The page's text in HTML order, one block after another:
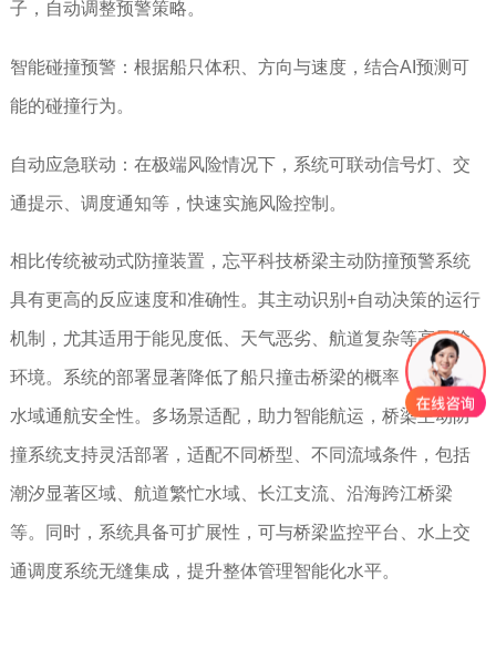
子，自动调整预警策略。
智能碰撞预警：根据船只体积、方向与速度，结合AI预测可
能的碰撞行为。
自动应急联动：在极端风险情况下，系统可联动信号灯、交
通提示、调度通知等，快速实施风险控制。
相比传统被动式防撞装置， 忘平科技桥梁主动防撞预警系统
具有更高的反应速度和准确性。其主动识别+自动决策的运行
机制，尤其适用于能见度低、天气恶劣、航道复杂等高风险
环境。系统的部署显著降低了船只撞击桥梁的概率，提升了
水域通航安全性。 多场景适配，助力智能航运， 桥梁主动防
撞系统支持灵活部署，适配不同桥型、不同流域条件，包括
潮汐显著区域、航道繁忙水域、长江支流、沿海跨江桥梁
等。同时，系统具备可扩展性，可与桥梁监控平台、水上交
通调度系统无缝集成，提升整体管理智能化水平。